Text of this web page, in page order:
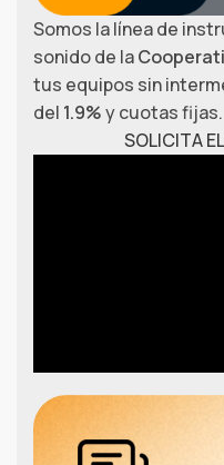
Somos la línea de
sonido de la
tus equipos sin
del 1.9%y cuotas fijas.
SOLICITA